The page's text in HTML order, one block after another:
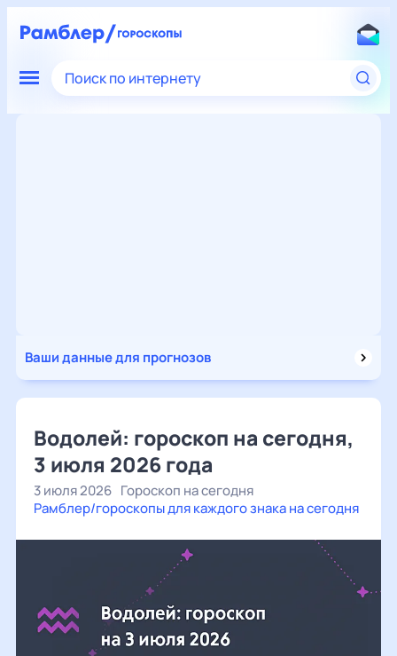
Поиск по интернету
Ваши данные для прогнозов
Водолей: гороскоп на сегодня,
3 июля 2026 года
3 июля 2026 Гороскоп на сегодня
Рамблер/гороскопы для каждого знака на сегодня